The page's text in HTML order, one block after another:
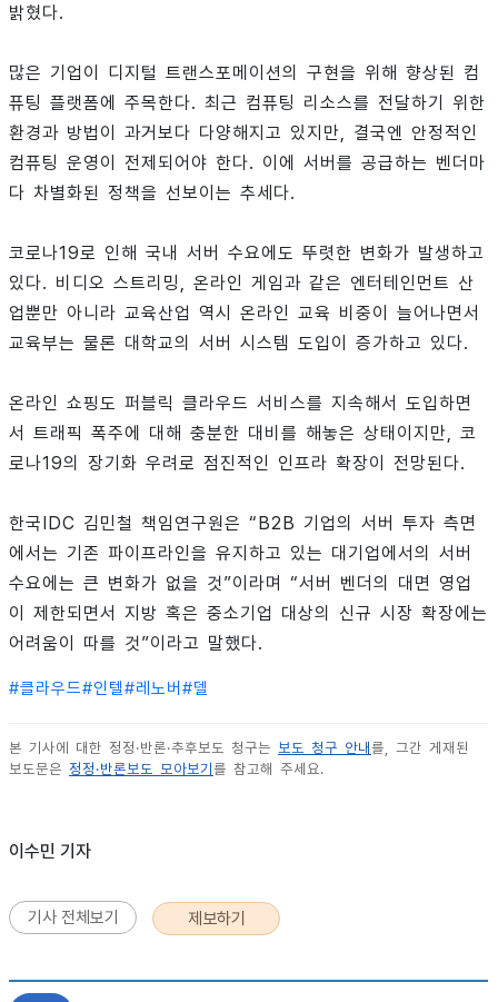
밝혔다.
많은 기업이 디지털 트랜스포메이션의 구현을 위해 향상된 컴
퓨팅 플랫폼에 주목한다. 최근 컴퓨팅 리소스를 전달하기 위한
환경과 방법이 과거보다 다양해지고 있지만, 결국엔 안정적인
컴퓨팅 운영이 전제되어야 한다. 이에 서버를 공급하는 벤더마
다 차별화된 정책을 선보이는 추세다.
코로나19로 인해 국내 서버 수요에도 뚜렷한 변화가 발생하고
있다. 비디오 스트리밍, 온라인 게임과 같은 엔터테인먼트 산
업뿐만 아니라 교육산업 역시 온라인 교육 비중이 늘어나면서
교육부는 물론 대학교의 서버 시스템 도입이 증가하고 있다.
온라인 쇼핑도 퍼블릭 클라우드 서비스를 지속해서 도입하면
서 트래픽 폭주에 대해 충분한 대비를 해놓은 상태이지만, 코
로나19의 장기화 우려로 점진적인 인프라 확장이 전망된다.
한국IDC 김민철 책임연구원은 “B2B 기업의 서버 투자 측면
에서는 기존 파이프라인을 유지하고 있는 대기업에서의 서버
수요에는 큰 변화가 없을 것”이라며 “서버 벤더의 대면 영업
이 제한되면서 지방 혹은 중소기업 대상의 신규 시장 확장에는
어려움이 따를 것”이라고 말했다.
#클라우드#인텔#레노버 #델
본 기사에 대한 정정·반론·추후보도 청구는 보도 청구 안내를, 그간 게재된
보도문은 정정·반론보도 모아보기를 참고해 주세요.
이수민 기자
기사 전체보기 제보하기